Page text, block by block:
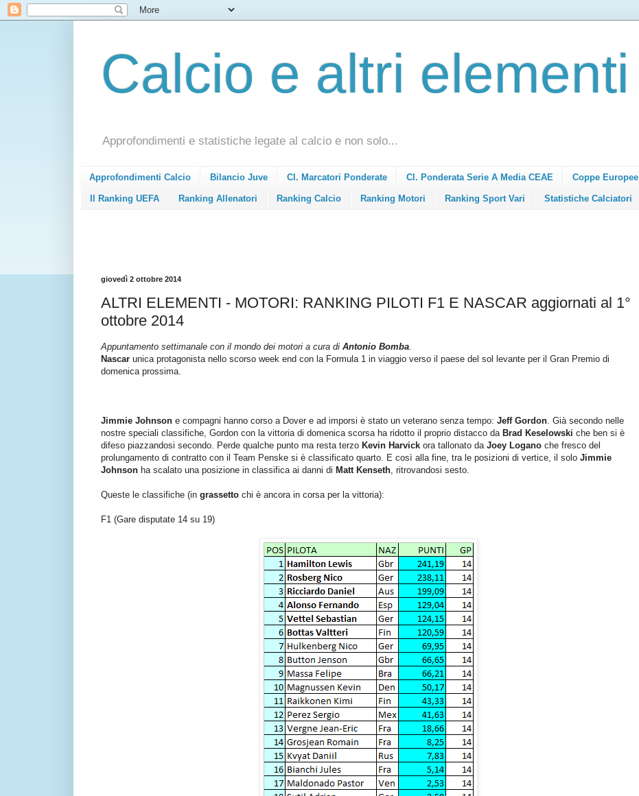
Calcio e altri elementi
Approfondimenti e statistiche legate al calcio e non solo...
Approfondimenti Calcio Bilancio Juve Cl. Marcatori Ponderate Cl. Ponderata Serie A Media CEAE Coppe Europee
Il Ranking UEFA Ranking Allenatori Ranking Calcio Ranking Motori Ranking Sport Vari Statistiche Calciatori
giovedì 2 ottobre 2014
ALTRI ELEMENTI - MOTORI: RANKING PILOTI F1 E NASCAR aggiornati al 1°
ottobre 2014
Appuntamento settimanale con il mondo dei motori a cura di Antonio Bomba.
Nascar unica protagonista nello scorso week end con la Formula 1 in viaggio verso il paese del sol levante per il Gran Premio di
domenica prossima.
Jimmie Johnson e compagni hanno corso a Dover e ad imporsi è stato un veterano senza tempo: Jeff Gordon. Già secondo nelle
nostre speciali classifiche, Gordon con la vittoria di domenica scorsa ha ridotto il proprio distacco da Brad Keselowski che ben si è
difeso piazzandosi secondo. Perde qualche punto ma resta terzo Kevin Harvick ora tallonato da Joey Logano che fresco del
prolungamento di contratto con il Team Penske si è classificato quarto. E così alla fine, tra le posizioni di vertice, il solo Jimmie
Johnson ha scalato una posizione in classifica ai danni di Matt Kenseth, ritrovandosi sesto.
Queste le classifiche (in grassetto chi è ancora in corsa per la vittoria):
F1 (Gare disputate 14 su 19)